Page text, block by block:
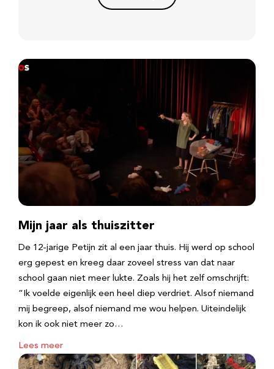
Mijn jaar als thuiszitter
De 12-jarige Petijn zit al een jaar thuis. Hij werd op school
erg gepest en kreeg daar zoveel stress van dat naar
school gaan niet meer lukte. Zoals hij het zelf omschrijft:
“Ik voelde eigenlijk een heel diep verdriet. Alsof niemand
mij begreep, alsof niemand me wou helpen. Uiteindelijk
kon ik ook niet meer zo…
Lees meer